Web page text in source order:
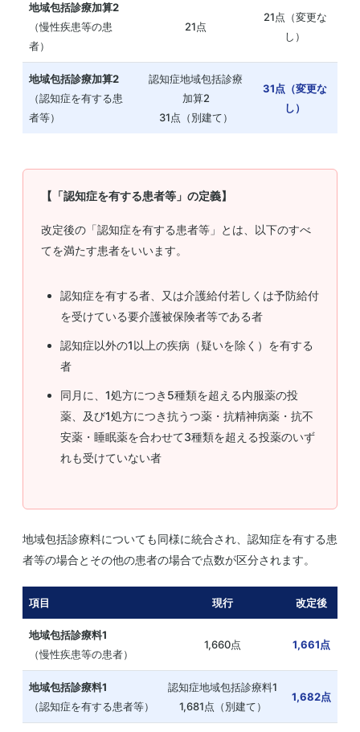
地域包括診療加算2
（慢性疾患等の患
者）
21点
21点（変更な
し）
地域包括診療加算2
（認知症を有する患
者等）
認知症地域包括診療
加算2
31点（別建て）
31点（変更な
し）
【「認知症を有する患者等」の定義】
改定後の「認知症を有する患者等」とは、以下のすべ
てを満たす患者をいいます。
認知症を有する者、又は介護給付若しくは予防給付
を受けている要介護被保険者等である者
認知症以外の1以上の疾病（疑いを除く）を有する
者
同月に、1処方につき5種類を超える内服薬の投
薬、及び1処方につき抗うつ薬・抗精神病薬・抗不
安薬・睡眠薬を合わせて3種類を超える投薬のいず
れも受けていない者
地域包括診療料についても同様に統合され、認知症を有する患
者等の場合とその他の患者の場合で点数が区分されます。
項目 現行 改定後
地域包括診療料1
（慢性疾患等の患者）
1,660点 1,661点
地域包括診療料1
（認知症を有する患者等）
認知症地域包括診療料1
1,681点（別建て）
1,682点